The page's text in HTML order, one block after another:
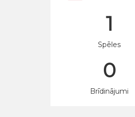
1
Spēles
0
Brīdinājumi